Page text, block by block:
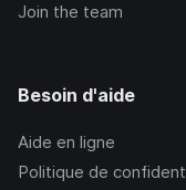
Join the team
Besoin d'aide
Aide en ligne
Politique de